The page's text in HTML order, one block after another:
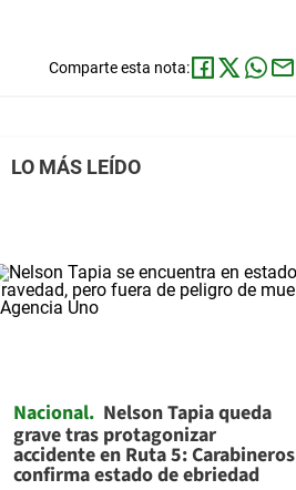
Comparte esta nota:
LO MÁS LEÍDO
Nacional Nelson Tapia queda
grave tras protagonizar
accidente en Ruta 5: Carabineros
confirma estado de ebriedad